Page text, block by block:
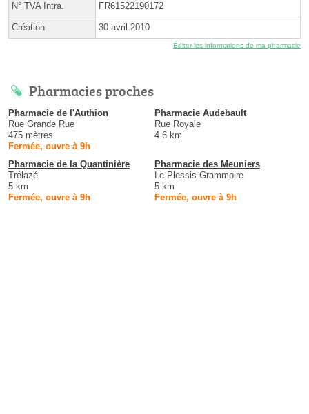
N° TVA Intra. FR61522190172
Création 30 avril 2010
Éditer les informations de ma pharmacie
Pharmacies proches
Pharmacie de l'Authion
Rue Grande Rue
475 mètres
Fermée, ouvre à 9h
Pharmacie Audebault
Rue Royale
4.6 km
Pharmacie de la Quantinière
Trélazé
5 km
Fermée, ouvre à 9h
Pharmacie des Meuniers
Le Plessis-Grammoire
5 km
Fermée, ouvre à 9h